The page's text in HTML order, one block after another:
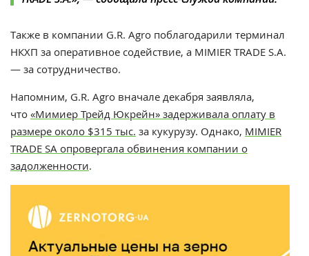
Также в компании G.R. Agro поблагодарили терминал
НКХП за оперативное содействие, а MIMIER TRADE S.A.
— за сотрудничество.
Напомним, G.R. Agro вначале декабря заявляла,
что «Мимиер Трейд Юкрейн» задерживала оплату в
размере около $315 тыс. за кукурузу. Однако, MIMIER
TRADE SA опровергала обвинения компании о
задолженности.